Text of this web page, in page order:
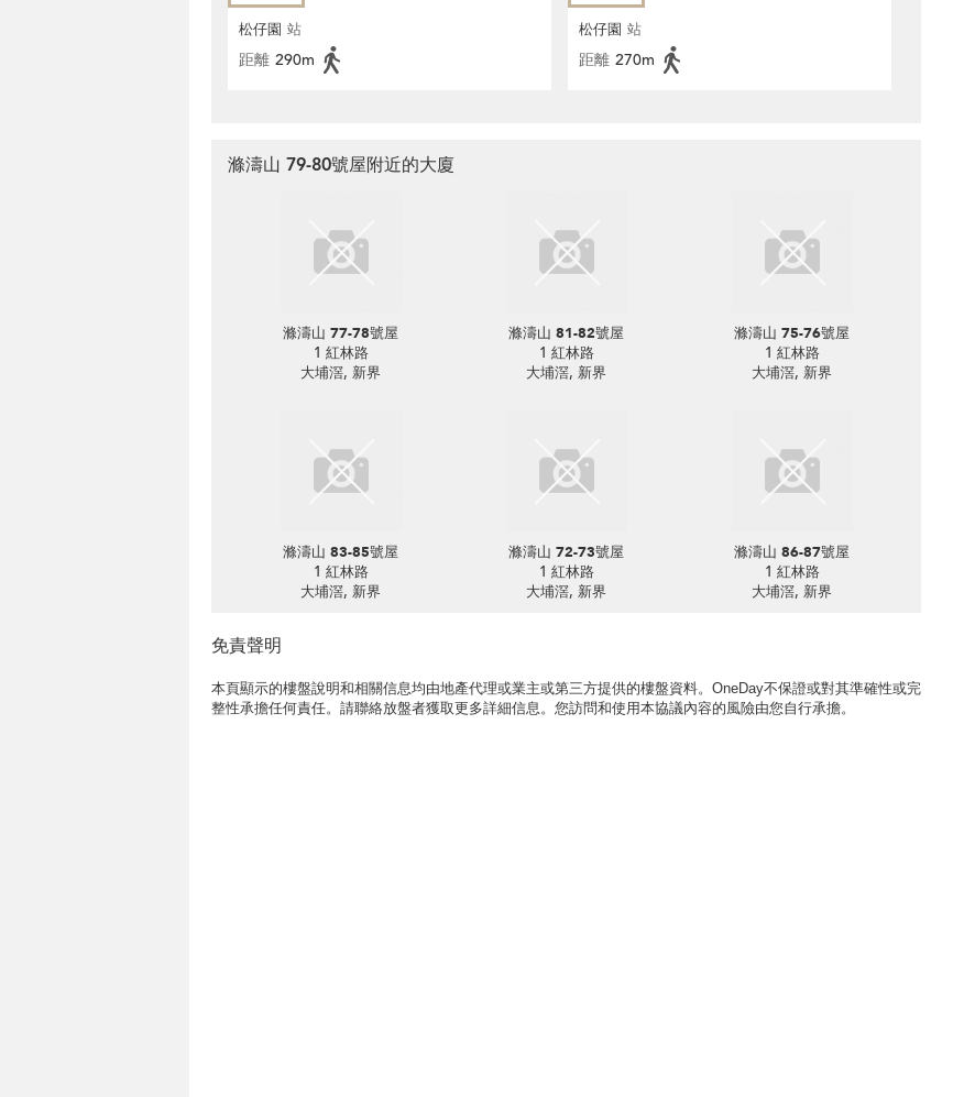
松仔園 站
距離 290m
松仔園 站
距離 270m
滌濤山 79-80號屋附近的大廈
滌濤山 77-78號屋
1 紅林路
大埔滘, 新界
滌濤山 81-82號屋
1 紅林路
大埔滘, 新界
滌濤山 75-76號屋
1 紅林路
大埔滘, 新界
滌濤山 83-85號屋
1 紅林路
大埔滘, 新界
滌濤山 72-73號屋
1 紅林路
大埔滘, 新界
滌濤山 86-87號屋
1 紅林路
大埔滘, 新界
免責聲明
本頁顯示的樓盤說明和相關信息均由地產代理或業主或第三方提供的樓盤資料。OneDay不保證或對其準確性或完
整性承擔任何責任。請聯絡放盤者獲取更多詳細信息。您訪問和使用本協議內容的風險由您自行承擔。